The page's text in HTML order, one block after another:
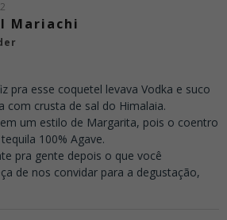
Mariachi
pra esse coquetel levava Vodka e suco
com crusta de sal do Himalaia.
um estilo de Margarita, pois o coentro
100% Agave.
pra gente depois o que você
de nos convidar para a degustação,